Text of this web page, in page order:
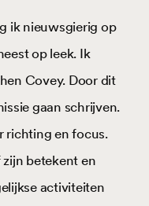
ik nieuwsgierig op
op leek. Ik
Covey. Door dit
gaan schrijven.
richting en focus.
betekent en
activiteiten